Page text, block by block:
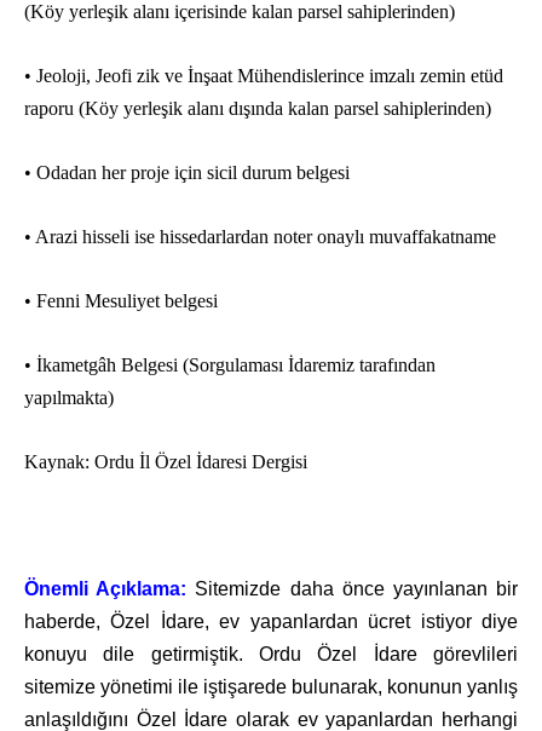
(Köy yerleşik alanı içerisinde kalan parsel sahiplerinden)
• Jeoloji, Jeofi zik ve İnşaat Mühendislerince imzalı zemin etüd
raporu (Köy yerleşik alanı dışında kalan parsel sahiplerinden)
• Odadan her proje için sicil durum belgesi
• Arazi hisseli ise hissedarlardan noter onaylı muvaffakatname
• Fenni Mesuliyet belgesi
• İkametgâh Belgesi (Sorgulaması İdaremiz tarafından
yapılmakta)
Kaynak: Ordu İl Özel İdaresi Dergisi
Önemli Açıklama: Sitemizde daha önce yayınlanan bir
haberde, Özel İdare, ev yapanlardan ücret istiyor diye
konuyu dile getirmiştik. Ordu Özel İdare görevlileri
sitemize yönetimi ile iştişarede bulunarak, konunun yanlış
anlaşıldığını Özel İdare olarak ev yapanlardan herhangi